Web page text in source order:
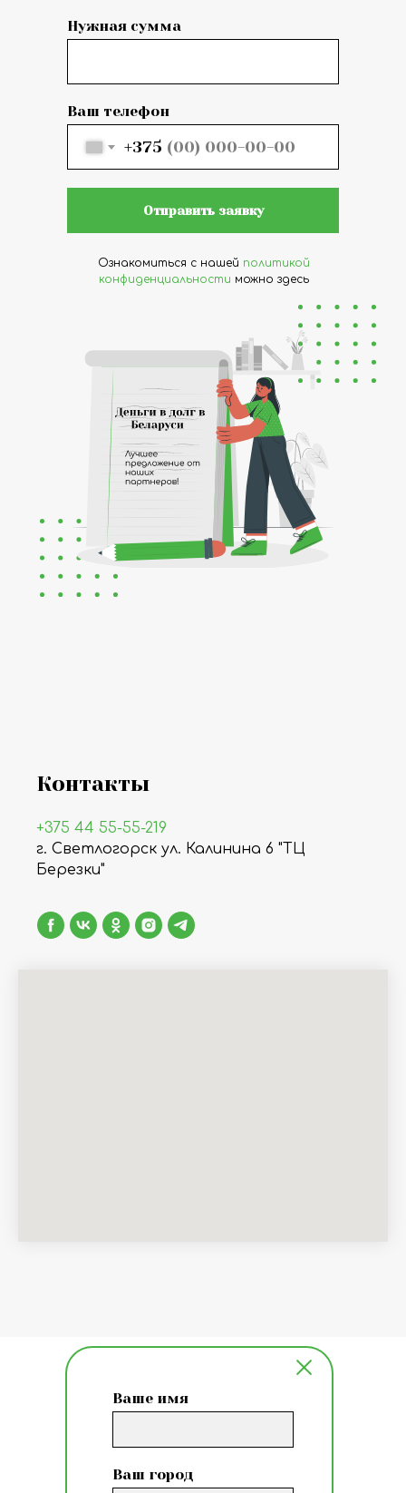
Нужная сумма
Ваш телефон
+375
Отправить заявку
Ознакомиться с нашей политикой
конфиденциальности можно здесь
Контакты
+375 44 55-55-219
г. Светлогорск ул. Калинина 6 "ТЦ
Березки"
Ваше имя
Ваш город